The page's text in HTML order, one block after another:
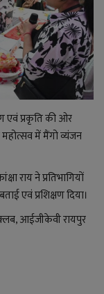
एवं प्रकृति की ओर
में मैंगो व्यंजन
राय ने प्रतिभागियों
एवं प्रशिक्षण दिया।
आईजीकेवी रायपुर